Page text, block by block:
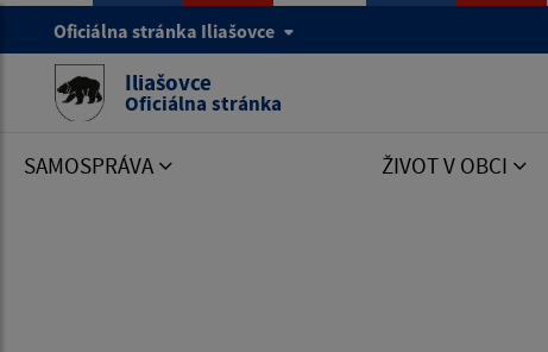
Oficiálna stránka Iliašovce
Iliašovce
Oficiálna stránka
SAMOSPRÁVA ŽIVOT V OBCI